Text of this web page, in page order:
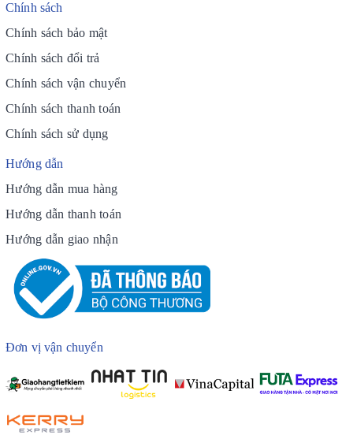
Chính sách
Chính sách bảo mật
Chính sách đổi trả
Chính sách vận chuyển
Chính sách thanh toán
Chính sách sử dụng
Hướng dẫn
Hướng dẫn mua hàng
Hướng dẫn thanh toán
Hướng dẫn giao nhận
Đơn vị vận chuyển